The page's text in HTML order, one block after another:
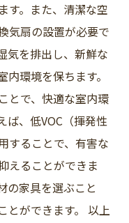
す。また、清潔な空
気扇の設置が必要で
気を排出し、新鮮な
環境を保ちます。
とで、快適な室内環
ば、低VOC（揮発性
することで、有害な
えることができま
の家具を選ぶこと
とができます。 以上